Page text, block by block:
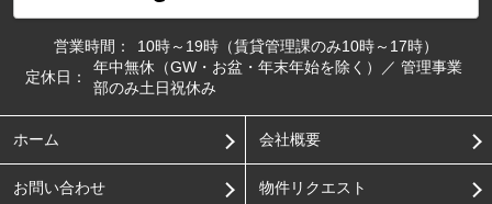
営業時間：
10時～19時（賃貸管理課のみ10時～17時）
定休日：
年中無休（GW・お盆・年末年始を除く）／ 管理事業
部のみ土日祝休み
ホーム 会社概要
お問い合わせ 物件リクエスト